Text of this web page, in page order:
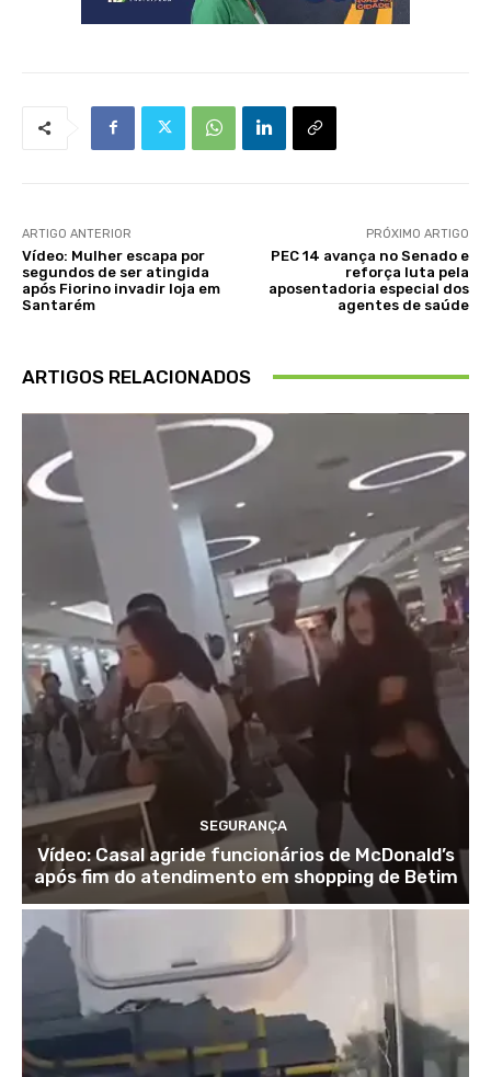
ARTIGO ANTERIOR
Vídeo: Mulher escapa por
segundos de ser atingida
após Fiorino invadir loja em
Santarém
PRÓXIMO ARTIGO
PEC 14 avança no Senado e
reforça luta pela
aposentadoria especial dos
agentes de saúde
ARTIGOS RELACIONADOS
SEGURANÇA
Vídeo: Casal agride funcionários de McDonald’s
após fim do atendimento em shopping de Betim